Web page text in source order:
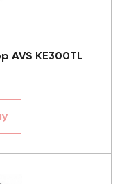
AVS KE300TL